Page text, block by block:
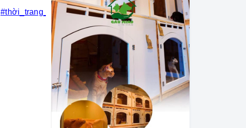
#thời_trang_thú_cưng #khách_sạn_thú_cưng